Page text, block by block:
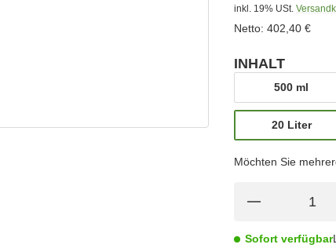
inkl. 19% USt.
Netto: 402,40 €
INHALT
500 ml
500 ml
20 Liter
20 Liter
Möchten Sie
Sofort verfügbar